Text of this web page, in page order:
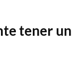
tener un